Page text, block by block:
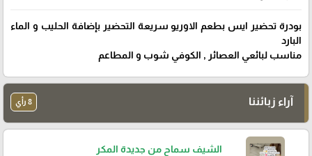
بودرة تحضير ايس بطعم الاوريو سريعة التحضير بإضافة الحليب و الماء
البارد
مناسب لبائعي العصائر , الكوفي شوب و المطاعم
آراء زبائننا 8 رأي
الشيف سماح من جديدة المكر